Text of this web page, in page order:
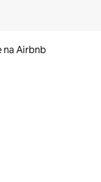
na Airbnb